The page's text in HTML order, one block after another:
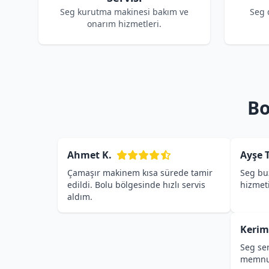
Seg kurutma makinesi bakım ve
onarım hizmetleri.
Seg
Ahmet K.
Çamaşır makinem kısa sürede tamir
edildi. Bolu bölgesinde hızlı servis
aldım.
Ayşe
Seg
Seg